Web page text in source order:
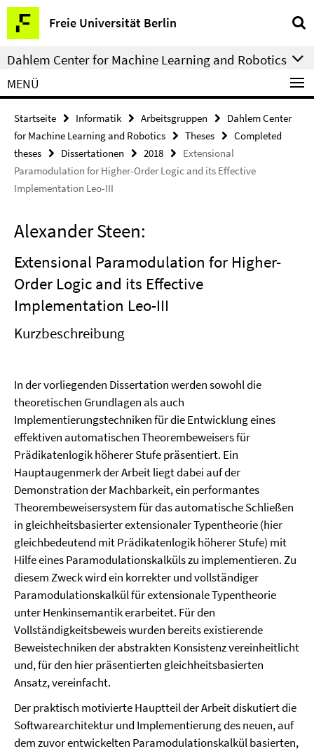
Springe
direkt
zu
Inhalt
Freie Universität Berlin
Service-
Navigation
Dahlem Center for Machine Learning and Robotics
MENÜ
Startseite Informatik Arbeitsgruppen
Dahlem Center
for Machine Learning and Robotics
Theses
Completed
theses
Dissertationen 2018
Extensional
Paramodulation for Higher-Order Logic and its Effective
Implementation Leo-III
Alexander Steen:
Extensional Paramodulation for Higher-
Order Logic and its Effective
Implementation Leo-III
Kurzbeschreibung
In der vorliegenden Dissertation werden sowohl die
theoretischen Grundlagen als auch
Implementierungstechniken für die Entwicklung eines
effektiven automatischen Theorembeweisers für
Prädikatenlogik höherer Stufe präsentiert. Ein
Hauptaugenmerk der Arbeit liegt dabei auf der
Demonstration der Machbarkeit, ein performantes
Theorembeweisersystem für das automatische Schließen
in gleichheitsbasierter extensionaler Typentheorie (hier
gleichbedeutend mit Prädikatenlogik höherer Stufe) mit
Hilfe eines Paramodulationskalküls zu implementieren. Zu
diesem Zweck wird ein korrekter und vollständiger
Paramodulationskalkül für extensionale Typentheorie
unter Henkinsemantik erarbeitet. Für den
Vollständigkeitsbeweis wurden bereits existierende
Beweistechniken der abstrakten Konsistenz vereinheitlicht
und, für den hier präsentierten gleichheitsbasierten
Ansatz, vereinfacht.
Der praktisch motivierte Hauptteil der Arbeit diskutiert die
Softwarearchitektur und Implementierung des neuen, auf
dem zuvor entwickelten Paramodulationskalkül basierten,